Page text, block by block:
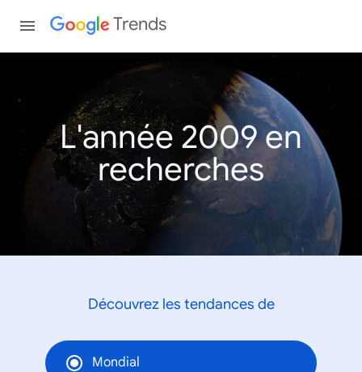
Trends
L'année 2009 en
recherches
Découvrez les tendances de
Mondial